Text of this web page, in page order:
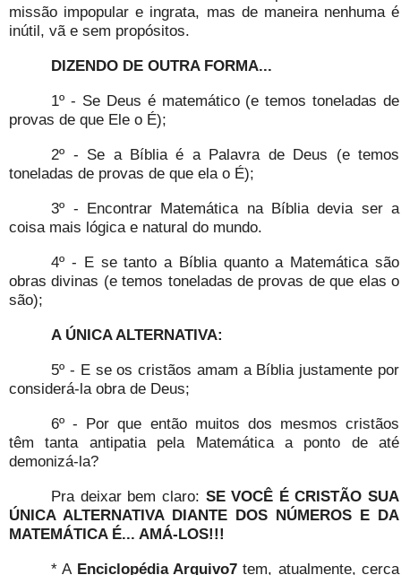
missão impopular e ingrata, mas de maneira nenhuma é
inútil, vã e sem propósitos.
DIZENDO DE OUTRA FORMA...
1º - Se Deus é matemático (e temos toneladas de
provas de que Ele o É);
2º - Se a Bíblia é a Palavra de Deus (e temos
toneladas de provas de que ela o É);
3º - Encontrar Matemática na Bíblia devia ser a
coisa mais lógica e natural do mundo.
4º - E se tanto a Bíblia quanto a Matemática são
obras divinas (e temos toneladas de provas de que elas o
são);
A ÚNICA ALTERNATIVA:
5º - E se os cristãos amam a Bíblia justamente por
considerá-la obra de Deus;
6º - Por que então muitos dos mesmos cristãos
têm tanta antipatia pela Matemática a ponto de até
demonizá-la?
Pra deixar bem claro: SE VOCÊ É CRISTÃO SUA
ÚNICA ALTERNATIVA DIANTE DOS NÚMEROS E DA
MATEMÁTICA É... AMÁ-LOS!!!
* A Enciclopédia Arquivo7 tem, atualmente, cerca